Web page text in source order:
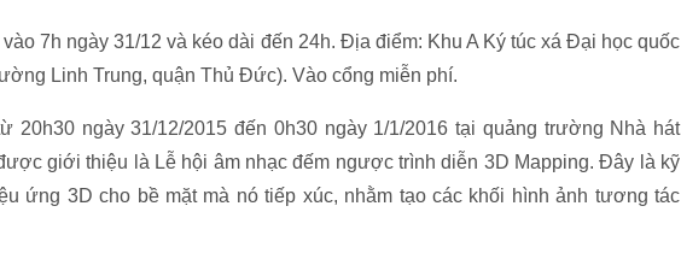
7h ngày 31/12 và kéo dài đến 24h. Địa điểm: Khu A Ký túc xá Đại học quốc
Linh Trung, quận Thủ Đức). Vào cổng miễn phí.
20h30 ngày 31/12/2015 đến 0h30 ngày 1/1/2016 tại quảng trường Nhà hát
giới thiệu là Lễ hội âm nhạc đếm ngược trình diễn 3D Mapping. Đây là kỹ
ứng 3D cho bề mặt mà nó tiếp xúc, nhằm tạo các khối hình ảnh tương tác